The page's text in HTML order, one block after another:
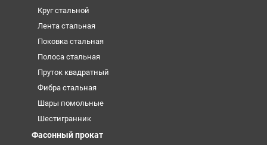
Круг стальной
Лента стальная
Поковка стальная
Полоса стальная
Пруток квадратный
Фибра стальная
Шары помольные
Шестигранник
Фасонный прокат